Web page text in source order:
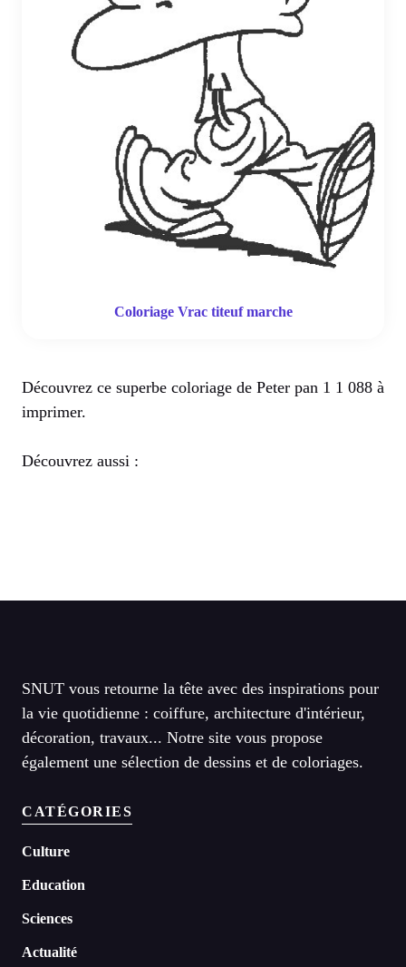
Coloriage Vrac titeuf marche
Découvrez ce superbe coloriage de Peter pan 1 1 088 à
imprimer.
Découvrez aussi :
SNUT vous retourne la tête avec des inspirations pour
la vie quotidienne : coiffure, architecture d'intérieur,
décoration, travaux... Notre site vous propose
également une sélection de dessins et de coloriages.
CATÉGORIES
Culture
Education
Sciences
Actualité